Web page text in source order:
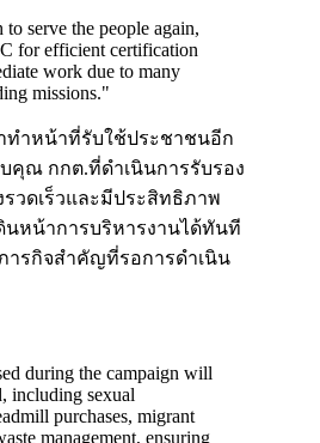
serve the people again,
for efficient certification
work due to many
missions."
ทำหน้าที่รับใช้ประชาชนอีก
คุณ กกต.ที่ดำเนินการรับรอง
รวดเร็วและมีประสิทธิภาพ
นหน้าการบริหารงานได้ทันที
ารกิจสำคัญที่รอการดำเนิน
during the campaign will
including sexual
purchases, migrant
management, ensuring